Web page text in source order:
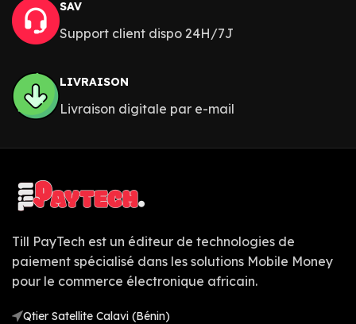
SAV
Support client dispo 24H/7J
LIVRAISON
Livraison digitale par e-mail
Till PayTech est un éditeur de technologies de
paiement spécialisé dans les solutions Mobile Money
pour le commerce électronique africain.
Qtier Satellite Calavi (Bénin)